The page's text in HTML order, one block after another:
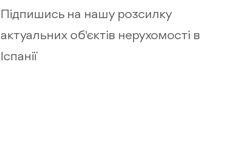
Підпишись на нашу розсилку
актуальних об'єктів нерухомості в
Іспанії